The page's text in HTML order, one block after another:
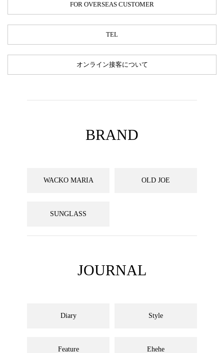
FOR OVERSEAS CUSTOMER
TEL
オンライン接客について
BRAND
WACKO MARIA OLD JOE
SUNGLASS
JOURNAL
Diary Style
Feature Ehehe